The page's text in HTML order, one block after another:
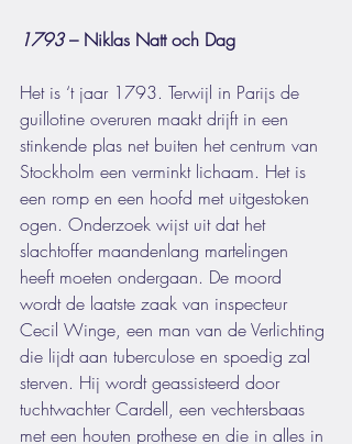
1793 – Niklas Natt och Dag
Het is ‘t jaar 1793. Terwijl in Parijs de
guillotine overuren maakt drijft in een
stinkende plas net buiten het centrum van
Stockholm een verminkt lichaam. Het is
een romp en een hoofd met uitgestoken
ogen. Onderzoek wijst uit dat het
slachtoffer maandenlang martelingen
heeft moeten ondergaan. De moord
wordt de laatste zaak van inspecteur
Cecil Winge, een man van de Verlichting
die lijdt aan tuberculose en spoedig zal
sterven. Hij wordt geassisteerd door
tuchtwachter Cardell, een vechtersbaas
met een houten prothese en die in alles in